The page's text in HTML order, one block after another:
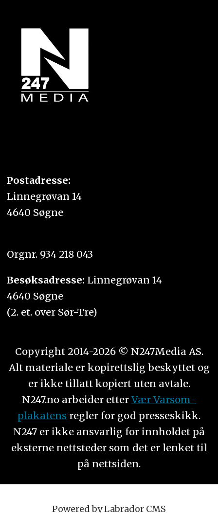
Postadresse:
Linnegrøvan 14
4640 Søgne
Orgnr. 934 218 043
Besøksadresse: Linnegrøvan 14
4640 Søgne
(2. et. over Sør-Tre)
Copyright 2014-2026 © N247Media AS.
Alt materiale er kopirettslig beskyttet og
er ikke tillatt kopiert uten avtale.
N247.no arbeider etter Vær Varsom-
plakatens regler for god presseskikk.
N247 er ikke ansvarlig for innholdet på
eksterne nettsteder som det er lenket til
på nettsiden.
Powered by Labrador CMS